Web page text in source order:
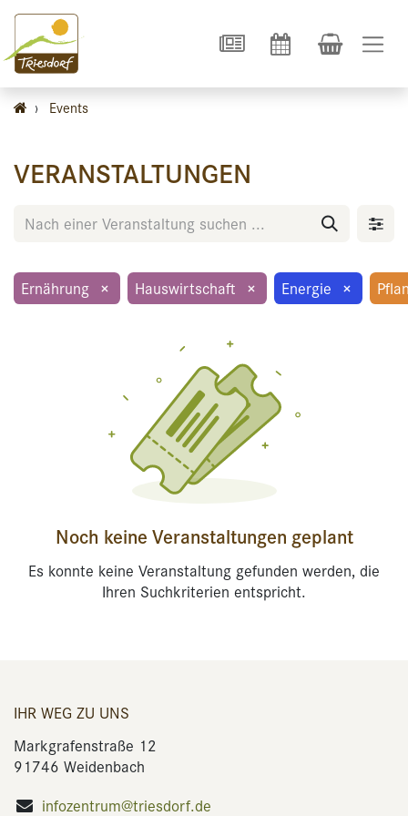
› Events
VERANSTALTUNGEN
Ernährung × Hauswirtschaft × Energie ×
Noch keine Veranstaltungen geplant
Es konnte keine Veranstaltung gefunden werden, die
Ihren Suchkriterien entspricht.
IHR WEG ZU UNS
Markgrafenstraße 12
91746 Weidenbach
infozentrum@triesdorf.de